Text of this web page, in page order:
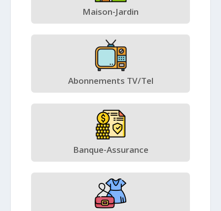
Maison-Jardin
Abonnements TV/Tel
Banque-Assurance